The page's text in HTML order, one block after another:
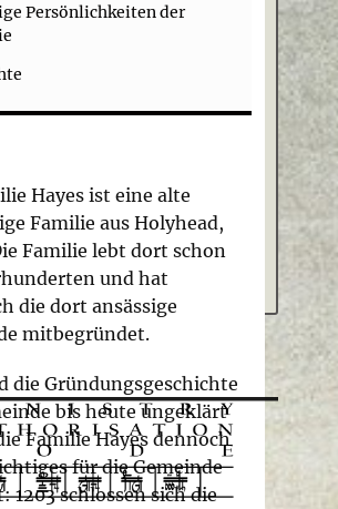
Persönlichkeiten der
Hayes ist eine alte
Familie aus Holyhead,
Familie lebt dort schon
und hat
die dort ansässige
mitbegründet.
die Gründungsgeschichte
bis heute ungeklärt
Familie Hayes dennoch
für die Gemeinde
1203 schlossen sich die